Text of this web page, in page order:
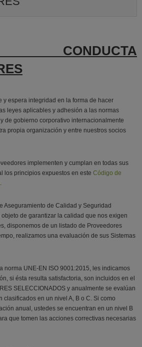
CONDUCTA
y espera integridad en la forma de hacer
leyes aplicables y adhesión a las normas
de gobierno corporativo internacionalmente
propia organización y entre nuestros socios
implementen y cumplan en todas sus
los principios expuestos en este Código de
.
Aseguramiento de Calidad y Seguridad
de garantizar la calidad que nos exigen
disponemos de un listado de Proveedores
realizamos una evaluación de sus Sistemas
norma UNE-EN ISO 9001:2015, les indicamos
si ésta resulta satisfactoria, son incluidos en el
SELECCIONADOS y anualmente se evalúan
clasificados en un nivel A, B o C. Si como
anual, ustedes se encuentran en un nivel B
que tomen las acciones correctivas necesarias